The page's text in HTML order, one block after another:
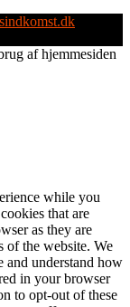
af hjemmesiden
while you
that are
as they are
of the website. We
and understand how
in your browser
to opt-out of these